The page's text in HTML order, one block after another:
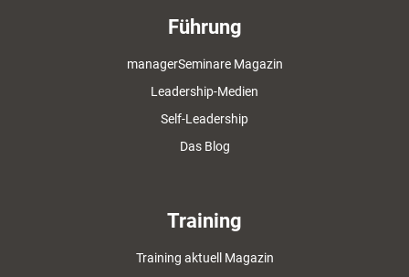
Führung
managerSeminare Magazin
Leadership-Medien
Self-Leadership
Das Blog
Training
Training aktuell Magazin